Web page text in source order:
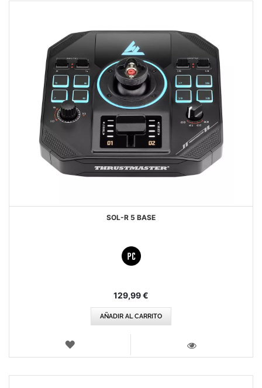
SOL-R 5 BASE
129,99 €
AÑADIR AL CARRITO
LISTA